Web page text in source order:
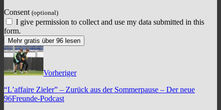
Consent (optional)
I give permission to collect and use my data submitted in this
form.
Mehr gratis über 96 lesen
Vorheriger
“L’affaire Zieler” – Zurück aus der Sommerpause – Der neue
96Freunde-Podcast